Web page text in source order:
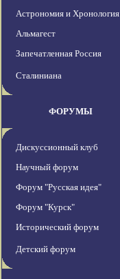
Астрономия и Хронология
Альмагест
Запечатленная Россия
Сталиниана
ФОРУМЫ
Дискуссионный клуб
Научный форум
Форум "Русская идея"
Форум "Курск"
Исторический форум
Детский форум